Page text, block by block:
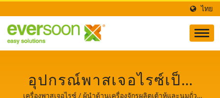
ไทย
อุปกรณ์พาสเจอไรซ์เป็น
เครื่องพาสเจอไรซ์ / ผู้นำด้านเครื่องจักรผลิตเต้าหู้และนมถั่ว